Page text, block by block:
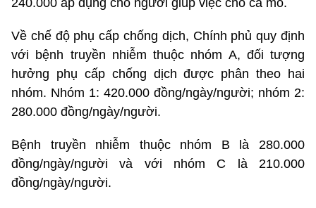
240.000 áp dụng cho người giúp việc cho ca mổ.
Về chế độ phụ cấp chống dịch, Chính phủ quy định
với bệnh truyền nhiễm thuộc nhóm A, đối tượng
hưởng phụ cấp chống dịch được phân theo hai
nhóm. Nhóm 1: 420.000 đồng/ngày/người; nhóm 2:
280.000 đồng/ngày/người.
Bệnh truyền nhiễm thuộc nhóm B là 280.000
đồng/ngày/người và với nhóm C là 210.000
đồng/ngày/người.